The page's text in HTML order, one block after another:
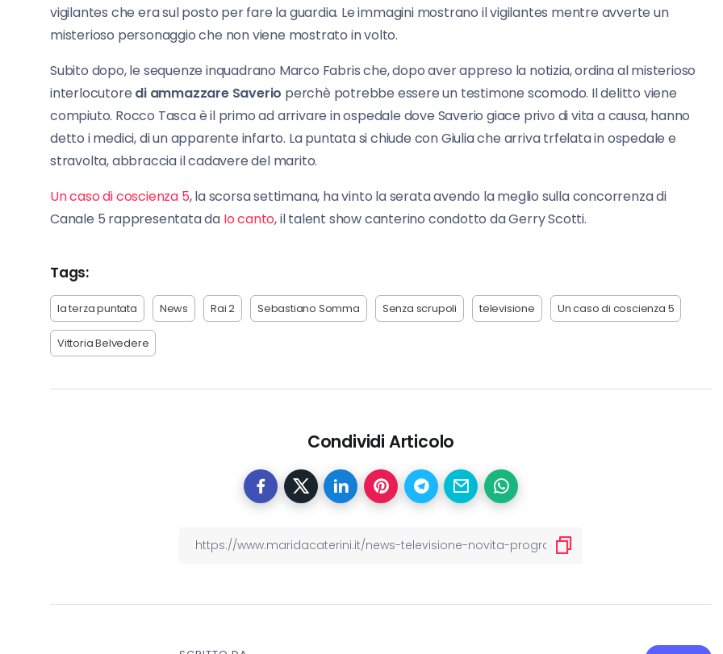
vigilantes che era sul posto per fare la guardia. Le immagini mostrano il vigilantes mentre avverte un
misterioso personaggio che non viene mostrato in volto.
Subito dopo, le sequenze inquadrano Marco Fabris che, dopo aver appreso la notizia, ordina al misterioso
interlocutore di ammazzare Saverio perchè potrebbe essere un testimone scomodo. Il delitto viene
compiuto. Rocco Tasca è il primo ad arrivare in ospedale dove Saverio giace privo di vita a causa, hanno
detto i medici, di un apparente infarto. La puntata si chiude con Giulia che arriva trfelata in ospedale e
stravolta, abbraccia il cadavere del marito.
Un caso di coscienza 5, la scorsa settimana, ha vinto la serata avendo la meglio sulla concorrenza di
Canale 5 rappresentata da Io canto, il talent show canterino condotto da Gerry Scotti.
Tags:
la terza puntata News Rai 2 Sebastiano Somma Senza scrupoli televisione Un caso di coscienza 5
Vittoria Belvedere
Condividi Articolo